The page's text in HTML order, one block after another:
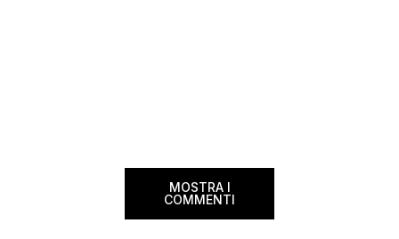
MOSTRA I
COMMENTI